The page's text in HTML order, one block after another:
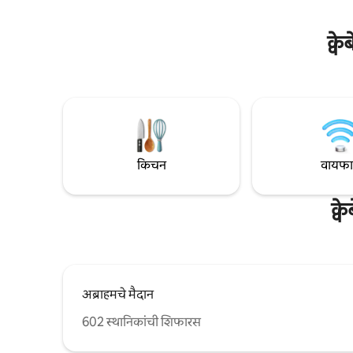
किचन
अब्राहमचे मैदान
602 स्थानिकांची शिफारस